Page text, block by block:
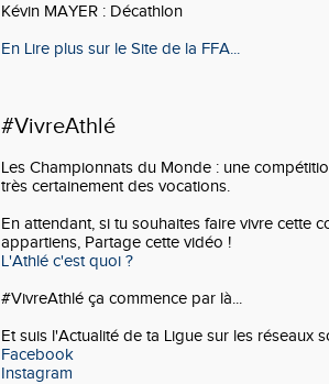
Kévin MAYER : Décathlon
En Lire plus sur le Site de la FFA...
#VivreAthlé
Les Championnats du Monde : une
très certainement des vocations.
En attendant, si tu souhaites faire vivre cette
appartiens, Partage cette vidéo !
L'Athlé c'est quoi ?
#VivreAthlé ça commence par là...
Et suis l'Actualité de ta Ligue sur les réseaux
Facebook
Instagram